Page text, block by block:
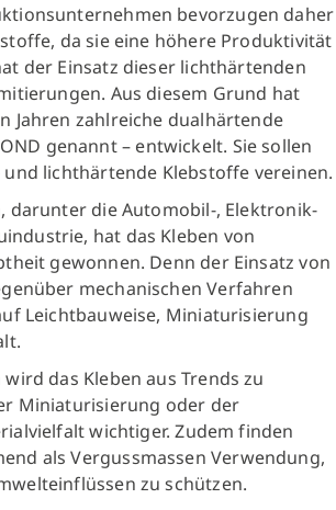
bevorzugen daher
da sie eine höhere Produktivität
der Einsatz dieser lichthärtenden
Aus diesem Grund hat
Jahren zahlreiche dualhärtende
genannt – entwickelt. Sie sollen
lichthärtende Klebstoffe vereinen.
darunter die Automobil-, Elektronik-
hat das Kleben von
gewonnen. Denn der Einsatz von
mechanischen Verfahren
Leichtbauweise, Miniaturisierung
das Kleben aus Trends zu
Miniaturisierung oder der
wichtiger. Zudem finden
als Vergussmassen Verwendung,
zu schützen.